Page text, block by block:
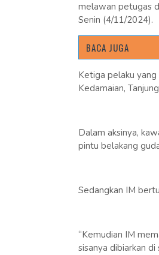
melawan petugas
Senin (4/11/2024).
BACA JUGA
Ketiga pelaku
Kedamaian,
Dalam aksinya,
pintu belakang
Sedangkan IM
“Kemudian IM
sisanya dibiarkan